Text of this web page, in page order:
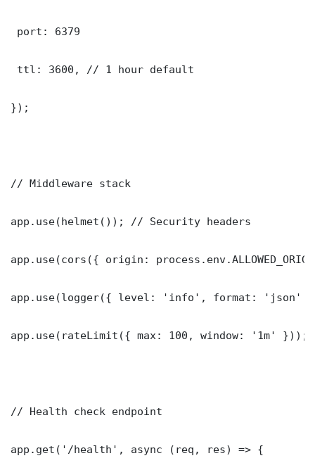
port: 6379
ttl: 3600, // 1 hour default
});
// Middleware stack
app.use(helmet()); // Security headers
app.use(cors({ origin:
app.use(logger({ level: 'info', format: 'json'
app.use(rateLimit({ max: 100, window: '1m' }));
// Health check endpoint
app.get('/health', async (req, res) => {